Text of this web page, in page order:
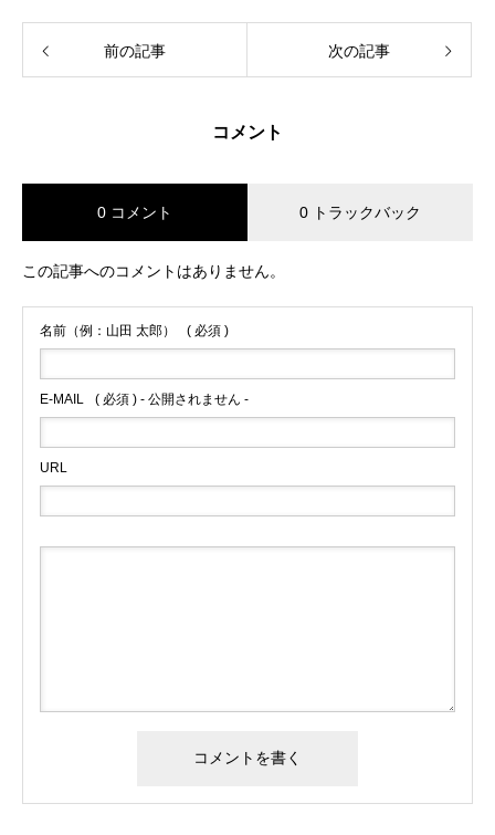
前の記事 次の記事
コメント
0 コメント 0 トラックバック
この記事へのコメントはありません。
名前（例：山田 太郎） ( 必須 )
E-MAIL ( 必須 ) - 公開されません -
URL